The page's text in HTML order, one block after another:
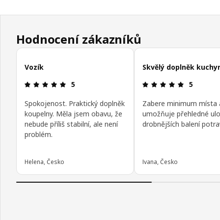
Hodnocení zákazníků
Přeskočit recenze zákazníků
Vozík
Hodnocení výrobku: 5 z 5 hvězdičky/hvězdiček
5
Spokojenost. Praktický doplněk
koupelny. Měla jsem obavu, že
nebude příliš stabilní, ale není
problém.
Helena, Česko
Skvělý doplněk
5
Zabere minimum místa
umožňuje přehledné
drobnějších balení
Ivana, Česko